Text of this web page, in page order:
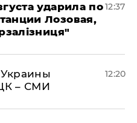
ударила по
Лозовая,
12:37
– СМИ
12:20